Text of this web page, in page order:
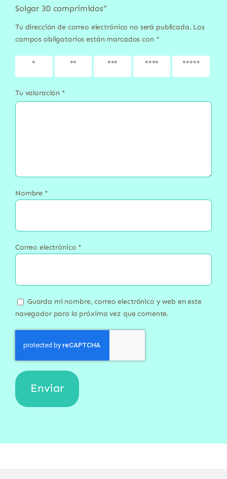
Solgar 30 comprimidos”
Tu dirección de correo electrónico no será publicada. Los
campos obligatorios están marcados con *
1 de 5
2 de 5
3 de 5
4 de 5
5 de 5
Tu valoración *
Nombre *
Correo electrónico *
Guarda mi nombre, correo electrónico y web en este
navegador para la próxima vez que comente.